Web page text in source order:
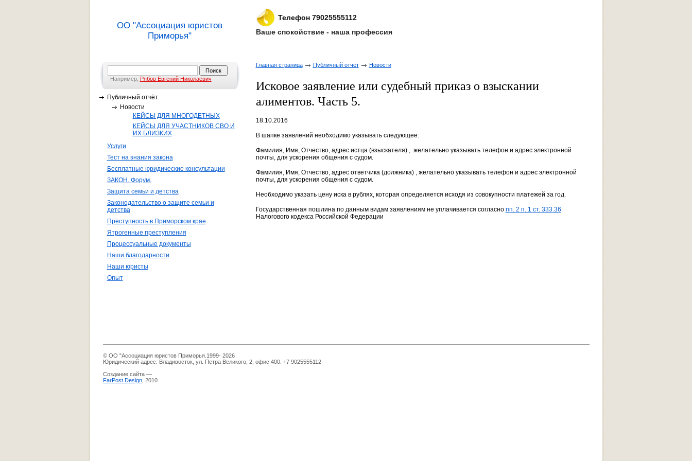
ОО "Ассоциация юристов
Приморья"
Телефон 79025555112
Ваше спокойствие - наша профессия
Например, Рябов Евгений Николаевич
Публичный отчёт
Новости
КЕЙСЫ ДЛЯ МНОГОДЕТНЫХ
КЕЙСЫ ДЛЯ УЧАСТНИКОВ СВО И
ИХ БЛИЗКИХ
Услуги
Тест на знания закона
Бесплатные юридические консультации
ЗАКОН. Форум.
Защита семьи и детства
Законодательство о защите семьи и
детства
Преступность в Приморском крае
Ятрогенные преступления
Процессуальные документы
Наши благодарности
Наши юристы
Опыт
Главная страница Публичный отчёт Новости
Исковое заявление или судебный приказ о взыскании
алиментов. Часть 5.
18.10.2016
В шапке заявлений необходимо указывать следующее:
Фамилия, Имя, Отчество, адрес истца (взыскателя) , желательно указывать телефон и адрес электронной
почты, для ускорения общения с судом.
Фамилия, Имя, Отчество, адрес ответчика (должника) , желательно указывать телефон и адрес электронной
почты, для ускорения общения с судом.
Необходимо указать цену иска в рублях, которая определяется исходя из совокупности платежей за год.
Государственная пошлина по данным видам заявлениям не уплачивается согласно пп. 2 п. 1 ст. 333.36
Налогового кодекса Российской Федерации
© ОО "Ассоциация юристов Приморья.1999- 2026
Юридический адрес: Владивосток, ул. Петра Великого, 2, офис 400. +7 9025555112
Создание сайта —
FarPost Design, 2010